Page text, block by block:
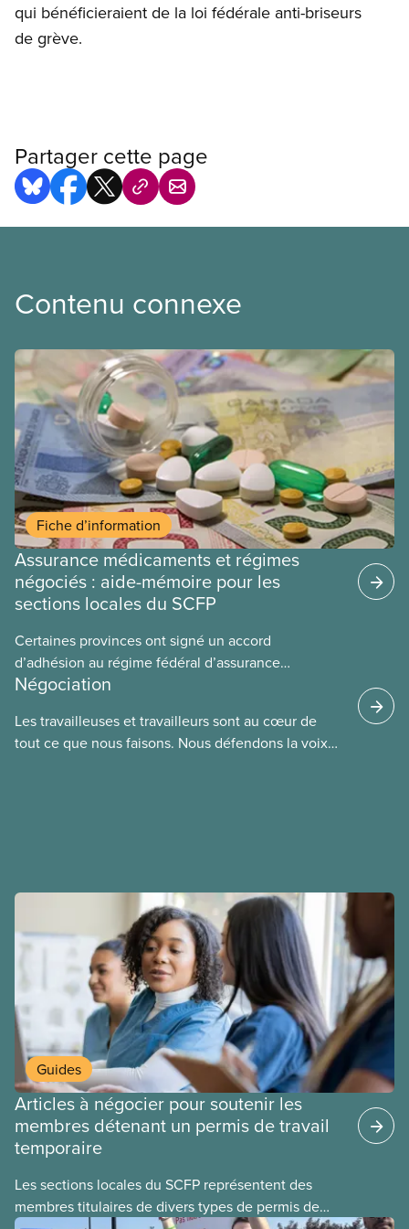
qui bénéficieraient de la loi fédérale anti-briseurs
de grève.
Partager cette page
Contenu connexe
Fiche d’information
Assurance médicaments et régimes
négociés : aide-mémoire pour les
sections locales du SCFP
Certaines provinces ont signé un accord
d’adhésion au régime fédéral d’assurance
médicaments. Les sections locales du SCFP dans
régime pourrait avoir sur leurs avantages
sociaux actuels.
Négociation
Les travailleuses et travailleurs sont au cœur de
tout ce que nous faisons. Nous défendons la voix
Guides
Articles à négocier pour soutenir les
membres détenant un permis de travail
temporaire
Les sections locales du SCFP représentent des
membres titulaires de divers types de permis de